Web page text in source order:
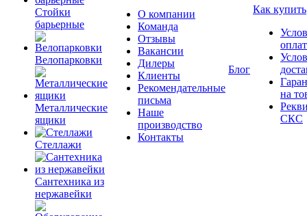
Стойки
барьерные
Велопарковки
Металлические
ящики
Стеллажи
Сантехника из
нержавейки
О компании
Команда
Отзывы
Вакансии
Дилеры
Клиенты
Рекомендательные
письма
Наше
производство
Контакты
Блог
Как купить
на
СКС